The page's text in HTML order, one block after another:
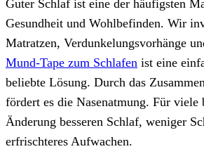
Guter Schlaf ist eine der häufigsten
Gesundheit und Wohlbefinden. Wir
Matratzen, Verdunkelungsvorhänge
Mund-Tape zum Schlafen ist eine
beliebte Lösung. Durch das
fördert es die Nasenatmung. Für viele
Änderung besseren Schlaf, weniger
erfrischteres Aufwachen.